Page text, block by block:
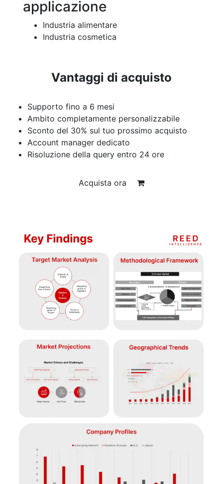
applicazione
Industria alimentare
Industria cosmetica
Vantaggi di acquisto
Supporto fino a 6 mesi
Ambito completamente personalizzabile
Sconto del 30% sul tuo prossimo acquisto
Account manager dedicato
Risoluzione della query entro 24 ore
Acquista ora